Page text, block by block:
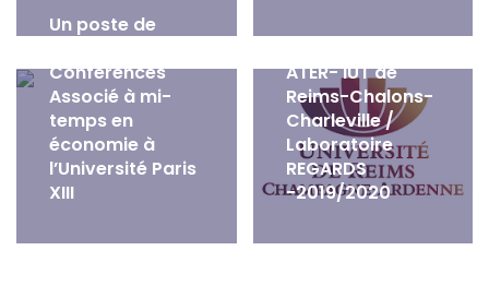
Un poste de
Conférences
Associé à mi-
temps en
économie à
l’Université Paris
XIII
ATER- IUT de
Reims-Chalons-
Charleville /
Laboratoire
REGARDS
-2019/2020